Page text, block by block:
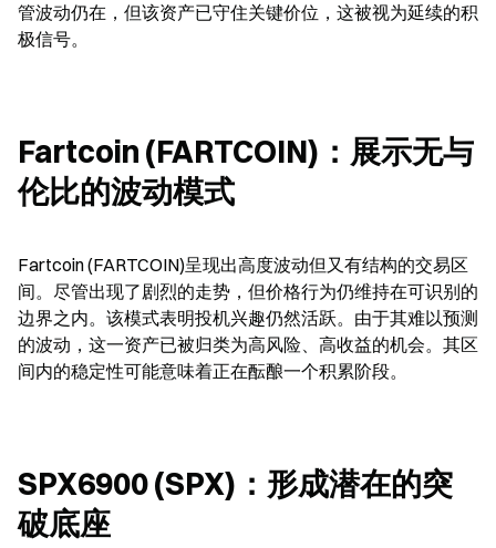
管波动仍在，但该资产已守住关键价位，这被视为延续的积
极信号。
Fartcoin (FARTCOIN)：展示无与
伦比的波动模式
Fartcoin (FARTCOIN)呈现出高度波动但又有结构的交易区
间。尽管出现了剧烈的走势，但价格行为仍维持在可识别的
边界之内。该模式表明投机兴趣仍然活跃。由于其难以预测
的波动，这一资产已被归类为高风险、高收益的机会。其区
间内的稳定性可能意味着正在酝酿一个积累阶段。
SPX6900 (SPX)：形成潜在的突
破底座